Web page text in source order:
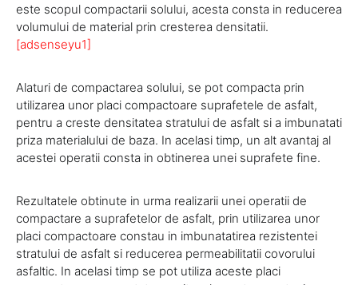
este scopul compactarii solului, acesta consta in reducerea
volumului de material prin cresterea densitatii.
[adsenseyu1]
Alaturi de compactarea solului, se pot compacta prin
utilizarea unor placi compactoare suprafetele de asfalt,
pentru a creste densitatea stratului de asfalt si a imbunatati
priza materialului de baza. In acelasi timp, un alt avantaj al
acestei operatii consta in obtinerea unei suprafete fine.
Rezultatele obtinute in urma realizarii unei operatii de
compactare a suprafetelor de asfalt, prin utilizarea unor
placi compactoare constau in imbunatatirea rezistentei
stratului de asfalt si reducerea permeabilitatii covorului
asfaltic. In acelasi timp se pot utiliza aceste placi